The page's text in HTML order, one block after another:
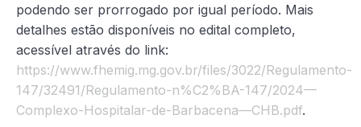
podendo ser prorrogado por igual período. Mais
detalhes estão disponíveis no edital completo,
acessível através do link:
https://www.fhemig.mg.gov.br/files/3022/Regulamento-
147/32491/Regulamento-n%C2%BA-147/2024—
Complexo-Hospitalar-de-Barbacena—CHB.pdf.